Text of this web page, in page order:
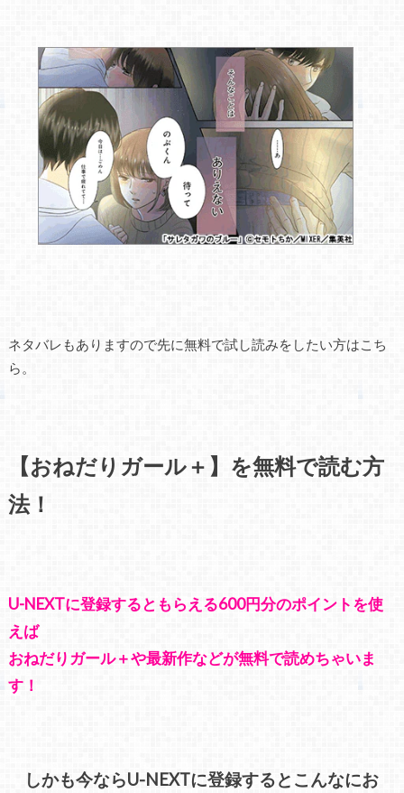
ネタバレもありますので先に無料で試し読みをしたい方はこち
ら。
【おねだりガール＋】を無料で読む方
法！
U-NEXTに登録するともらえる600円分のポイントを使
えば
おねだりガール＋や最新作などが無料で読めちゃいま
す！
しかも今ならU-NEXTに登録するとこんなにお